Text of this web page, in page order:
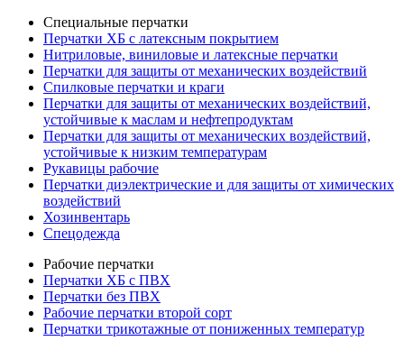
Специальные перчатки
Перчатки ХБ с латексным покрытием
Нитриловые, виниловые и латексные перчатки
Перчатки для защиты от механических воздействий
Cпилковые перчатки и краги
Перчатки для защиты от механических воздействий,
устойчивые к маслам и нефтепродуктам
Перчатки для защиты от механических воздействий,
устойчивые к низким температурам
Рукавицы рабочие
Перчатки диэлектрические и для защиты от химических
воздействий
Хозинвентарь
Спецодежда
Рабочие перчатки
Перчатки ХБ с ПВХ
Перчатки без ПВХ
Рабочие перчатки второй сорт
Перчатки трикотажные от пониженных температур